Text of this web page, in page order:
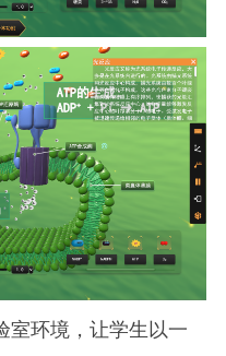
环境，让学生以一